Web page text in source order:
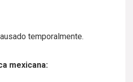
temporalmente.
mexicana: